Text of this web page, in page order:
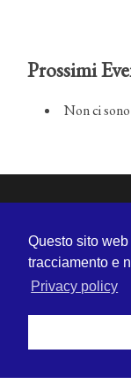
Prossimi
Non ci
© 2026
Questo sito
tracciamento e
Privacy policy